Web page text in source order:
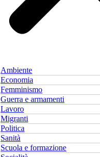
Ambiente
Economia
Femminismo
Guerra e armamenti
Lavoro
Migranti
Politica
Sanità
Scuola e formazione